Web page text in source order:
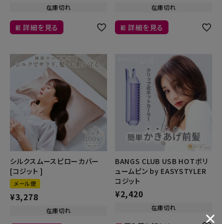
在庫切れ
詳細を見る
在庫切れ
詳細を見る
シルクスムースピローカバー
[コジット ]
メール便
¥3,278
在庫切れ
BANGS CLUB USB HOTボリ
ュームピン by EASYSTYLER
コジット
¥2,420
在庫切れ